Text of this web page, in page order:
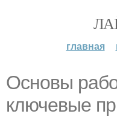
главная
Основы
ключевые